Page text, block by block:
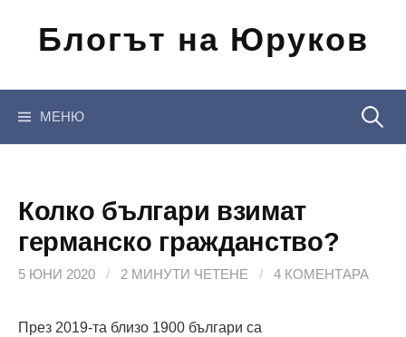
съдържанието
Блогът на Юруков
МЕНЮ
Колко българи взимат
германско гражданство?
5 ЮНИ 2020 / 2 МИНУТИ ЧЕТЕНЕ / 4 КОМЕНТАРА
През 2019-та близо 1900 българи са